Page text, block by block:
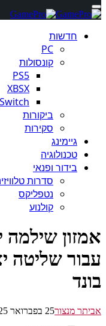
חדשות
PC
קונסולות
PS5
XBSX
Switch
ביקורות
סקירות
גיימינג
טכנולוגיה
בידור ופנאי
סדרות טלוויזיה
נטפליקס
קולנוע
שילמה
שליטה
מנצור25 בפברואר 2025